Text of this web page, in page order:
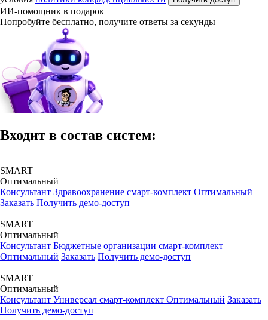
ИИ-помощник в подарок
Попробуйте бесплатно, получите ответы за секунды
Входит в состав систем:
SMART
Оптимальный
Консультант Здравоохранение смарт-комплект Оптимальный
Заказать Получить демо-доступ
SMART
Оптимальный
Консультант Бюджетные организации смарт-комплект
Оптимальный Заказать Получить демо-доступ
SMART
Оптимальный
Консультант Универсал смарт-комплект Оптимальный Заказать
Получить демо-доступ